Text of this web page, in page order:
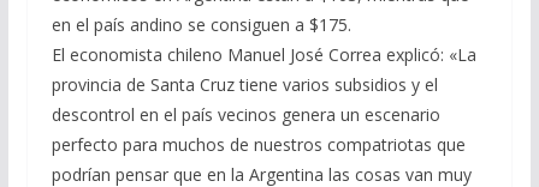
en el país andino se consiguen a $175.
El economista chileno Manuel José Correa explicó: «La
provincia de Santa Cruz tiene varios subsidios y el
descontrol en el país vecinos genera un escenario
perfecto para muchos de nuestros compatriotas que
podrían pensar que en la Argentina las cosas van muy